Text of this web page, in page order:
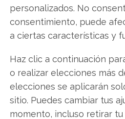
personalizados. No
consentimiento, puede
a ciertas características y
Haz clic a continuación
o realizar elecciones más
elecciones se aplicarán
sitio. Puedes cambiar tus
momento, incluso retirar
Carmen
transformación digital con
experiencia. Experta en
ciberseguridad y
Ver todos los